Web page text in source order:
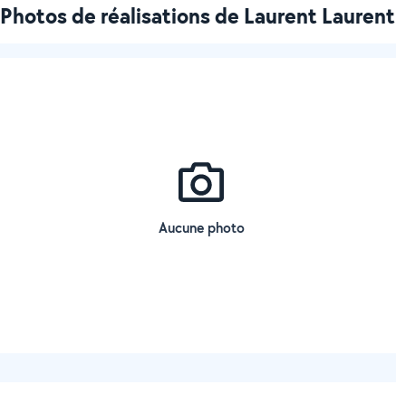
Photos de réalisations de Laurent Laurent
Aucune photo